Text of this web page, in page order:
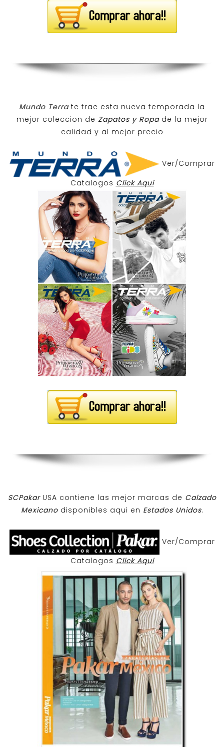
Mundo Terra te trae esta nueva temporada la
mejor coleccion de Zapatos y Ropa de la mejor
calidad y al mejor precio
Ver/Comprar
Catalogos Click Aqui
SCPakar USA contiene las mejor marcas de Calzado
Mexicanodisponibles aqui en Estados Unidos.
Ver/Comprar
Catalogos Click Aqui